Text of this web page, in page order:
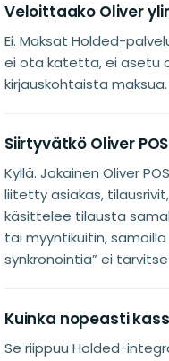
Veloittaako Oliver
Ei. Maksat Holded-
ei ota katetta, ei asetu
kirjauskohtaista maksua.
Siirtyvätkö Oliver
Kyllä. Jokainen Oliver
liitetty asiakas,
käsittelee tilausta
tai myyntikuitin,
synkronointia” ei
Kuinka nopeasti
Se riippuu Holded-